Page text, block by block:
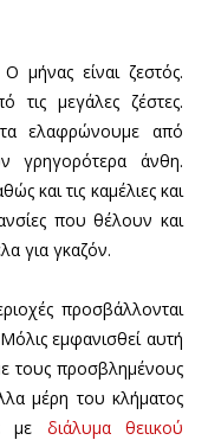
μήνας είναι ζεστός.
μεγάλες ζέστες.
ελαφρώνουμε από
γρηγορότερα άνθη.
και τις καμέλιες και
που θέλουν και
για γκαζόν.
προσβάλλονται
εμφανισθεί αυτή
τους προσβλημένους
μέρη του κλήματος
με διάλυμα θειικού